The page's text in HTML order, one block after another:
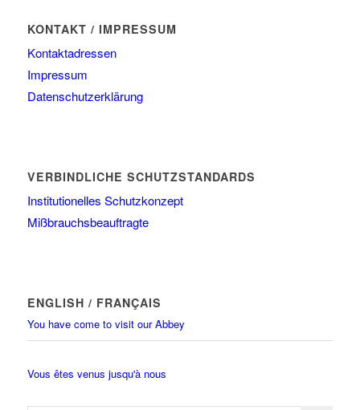
KONTAKT / IMPRESSUM
Kontaktadressen
Impressum
Datenschutzerklärung
VERBINDLICHE SCHUTZSTANDARDS
Institutionelles Schutzkonzept
Mißbrauchsbeauftragte
ENGLISH / FRANÇAIS
You have come to visit our Abbey
Vous êtes venus jusqu'à nous